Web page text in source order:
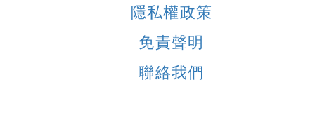
隱私權政策
免責聲明
聯絡我們